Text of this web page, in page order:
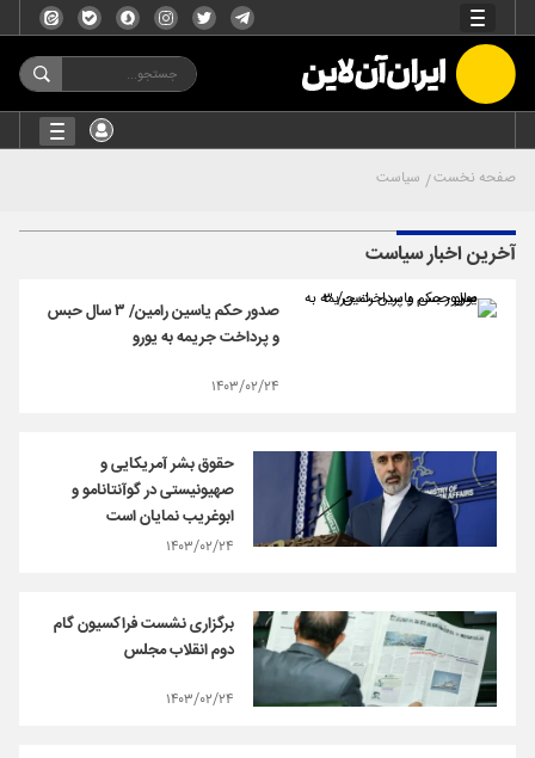
صفحه نخست سیاست
آخرین اخبار سیاست
صدور حکم یاسین رامین/ ۳ سال حبس
و پرداخت جریمه به یورو
۱۴۰۳/۰۲/۲۴
حقوق بشر آمریکایی و
صهیونیستی در گوآنتانامو و
ابوغریب نمایان است
۱۴۰۳/۰۲/۲۴
برگزاری نشست فراکسیون گام
دوم انقلاب مجلس
۱۴۰۳/۰۲/۲۴